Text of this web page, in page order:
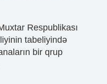
Respublikası
tabeliyində
bir qrup